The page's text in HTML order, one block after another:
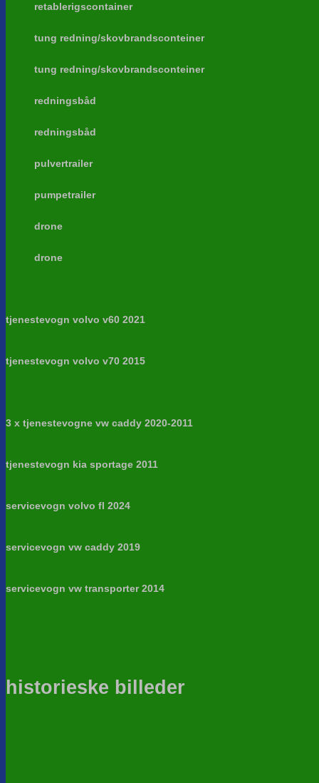
retablerigscontainer
tung redning/skovbrandsconteiner
tung redning/skovbrandsconteiner
redningsbåd
redningsbåd
pulvertrailer
pumpetrailer
drone
drone
tjenestevogn volvo v60 2021
tjenestevogn volvo v70 2015
3 x tjenestevogne vw caddy 2020-2011
tjenestevogn kia sportage 2011
servicevogn volvo fl 2024
servicevogn vw caddy 2019
servicevogn vw transporter 2014
historieske billeder